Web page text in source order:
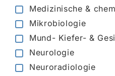
Medizinische &
Mikrobiologie
Mund- Kiefer- &
Neurologie
Neuroradiologie